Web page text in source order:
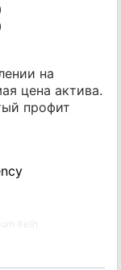
на
цена актива.
профит